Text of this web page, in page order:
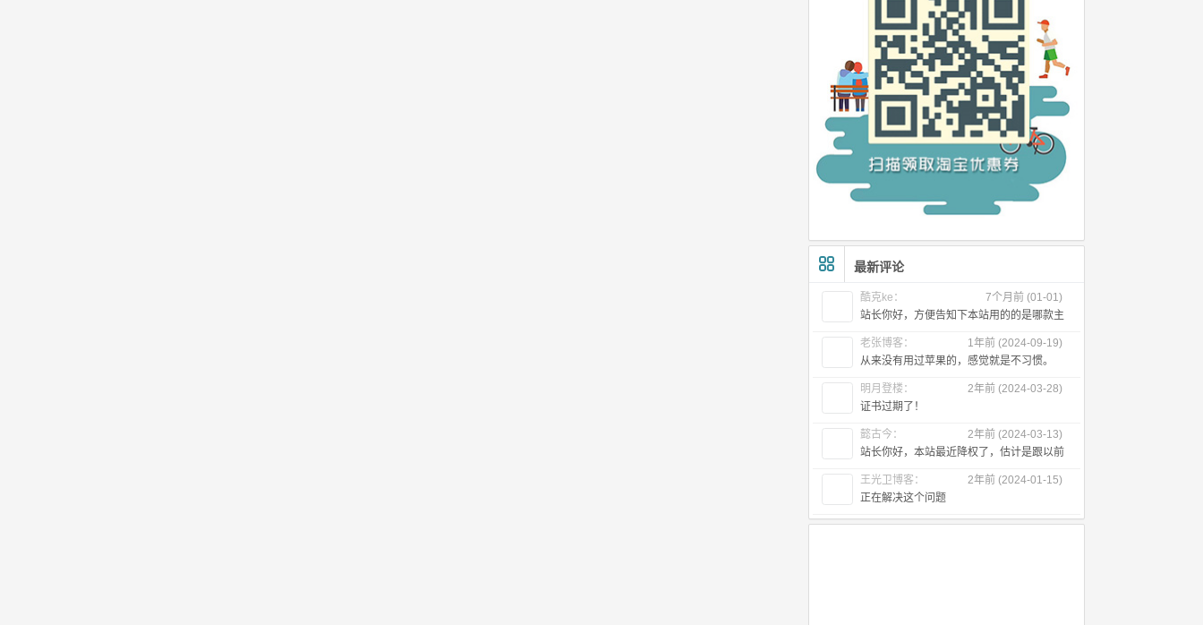
最新评论
酷克ke：
7个月前 (01-01)
站长你好，方便告知下本站用的的是哪款主
老张博客：
1年前 (2024-09-19)
从来没有用过苹果的，感觉就是不习惯。
明月登楼：
2年前 (2024-03-28)
证书过期了！
懿古今：
2年前 (2024-03-13)
站长你好，本站最近降权了，估计是跟以前
王光卫博客：
2年前 (2024-01-15)
正在解决这个问题